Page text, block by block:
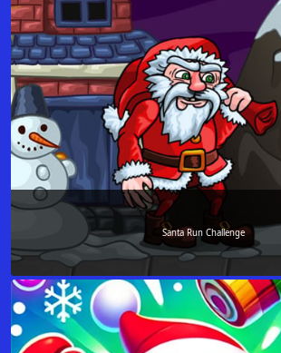
Santa Run Challenge